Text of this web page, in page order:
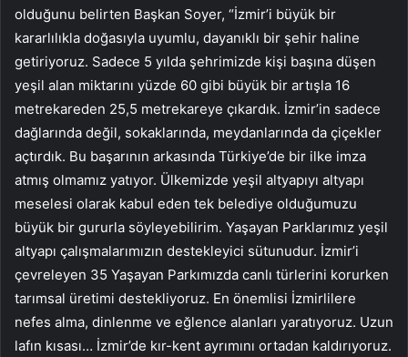
olduğunu belirten Başkan Soyer, “İzmir’i büyük bir
kararlılıkla doğasıyla uyumlu, dayanıklı bir şehir haline
getiriyoruz. Sadece 5 yılda şehrimizde kişi başına düşen
yeşil alan miktarını yüzde 60 gibi büyük bir artışla 16
metrekareden 25,5 metrekareye çıkardık. İzmir’in sadece
dağlarında değil, sokaklarında, meydanlarında da çiçekler
açtırdık. Bu başarının arkasında Türkiye’de bir ilke imza
atmış olmamız yatıyor. Ülkemizde yeşil altyapıyı altyapı
meselesi olarak kabul eden tek belediye olduğumuzu
büyük bir gururla söyleyebilirim. Yaşayan Parklarımız yeşil
altyapı çalışmalarımızın destekleyici sütunudur. İzmir’i
çevreleyen 35 Yaşayan Parkımızda canlı türlerini korurken
tarımsal üretimi destekliyoruz. En önemlisi İzmirlilere
nefes alma, dinlenme ve eğlence alanları yaratıyoruz. Uzun
lafın kısası… İzmir’de kır-kent ayrımını ortadan kaldırıyoruz.